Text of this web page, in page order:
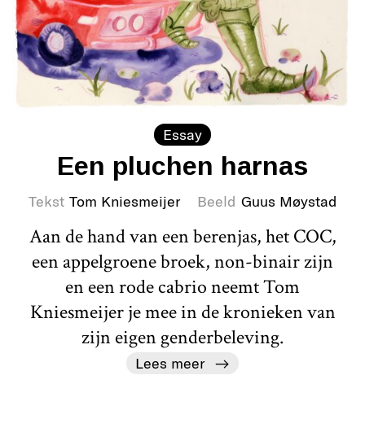
Essay
Een pluchen harnas
Tekst Tom Kniesmeijer Beeld Guus Møystad
Aan de hand van een berenjas, het COC,
een appelgroene broek, non-binair zijn
en een rode cabrio neemt Tom
Kniesmeijer je mee in de kronieken van
zijn eigen genderbeleving.
Lees meer